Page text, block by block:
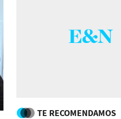
TE RECOMENDAMOS